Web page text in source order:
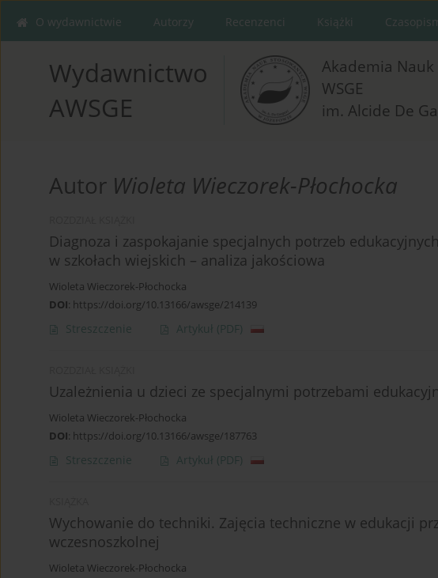
O wydawnictwie Autorzy Recenzenci Książki
Wydawnictwo
AWSGE
Akademia Nauk
WSGE
im. Alcide De
Autor Wioleta Wieczorek-Płochocka
Diagnoza i zaspokajanie specjalnych potrzeb
w szkołach wiejskich – analiza jakościowa
Wioleta Wieczorek-Płochocka
DOI: https://doi.org/10.13166/awsge/214139
Streszczenie Artykuł (PDF)
Uzależnienia u dzieci ze specjalnymi potrzebami
Wioleta Wieczorek-Płochocka
DOI: https://doi.org/10.13166/awsge/187763
Streszczenie Artykuł (PDF)
Wychowanie do techniki. Zajęcia techniczne w edukacji
wczesnoszkolnej
Wioleta Wieczorek-Płochocka